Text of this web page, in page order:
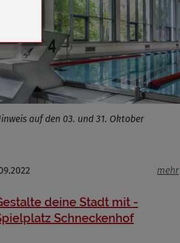
auf den 03. und 31. Oktober
mehr
deine Stadt mit -
Schneckenhof